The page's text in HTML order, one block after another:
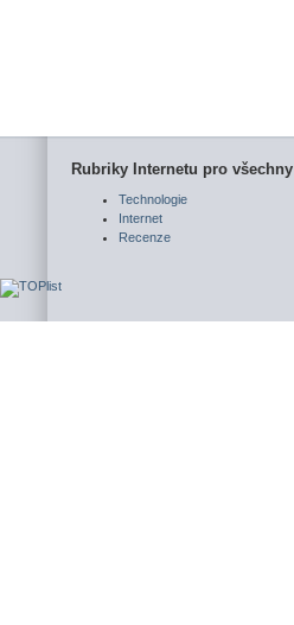
Rubriky Internetu pro všechny
Technologie
Internet
Recenze